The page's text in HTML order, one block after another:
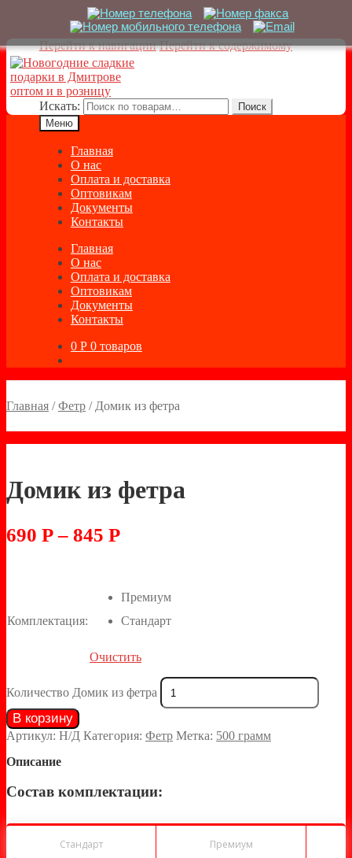
Перейти к навигации Перейти к содержимому
Искать:
Поиск
Меню
Главная
О нас
Оплата и доставка
Оптовикам
Документы
Контакты
Главная
О нас
Оплата и доставка
Оптовикам
Документы
Контакты
0 Р 0 товаров
Главная /Фетр / Домик из фетра
Домик из фетра
690 Р– 845 Р
Комплектация:
Премиум
Стандарт
Очистить
Количество Домик из фетра
В корзину
Артикул: Н/Д Категория: Фетр Метка: 500 грамм
Описание
Состав комплектации:
Стандарт Премиум